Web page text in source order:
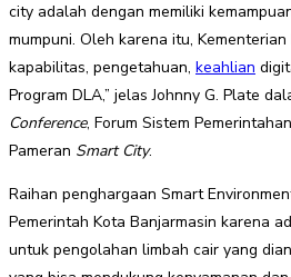
city adalah dengan memiliki
mumpuni. Oleh karena itu,
kapabilitas, pengetahuan, keahlian
Program DLA,” jelas Johnny G. Plate
Conference, Forum Sistem
Pameran Smart City.
Raihan penghargaan Smart
Pemerintah Kota Banjarmasin karena
untuk pengolahan limbah cair yang